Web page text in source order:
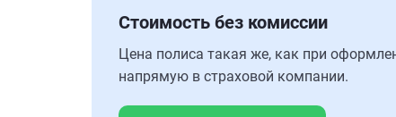
Стоимость без комиссии
Цена полиса такая же, как при
напрямую в страховой компании.